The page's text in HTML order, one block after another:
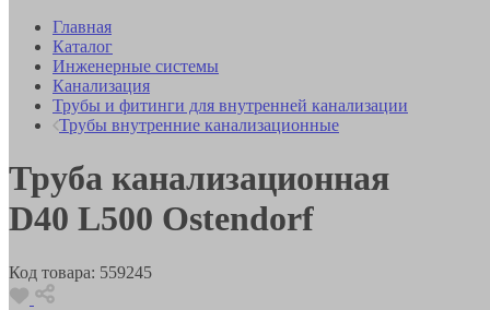
Главная
Каталог
Инженерные системы
Канализация
Трубы и фитинги для внутренней канализации
Трубы внутренние канализационные
Труба канализационная
D40 L500 Ostendorf
Код товара: 559245